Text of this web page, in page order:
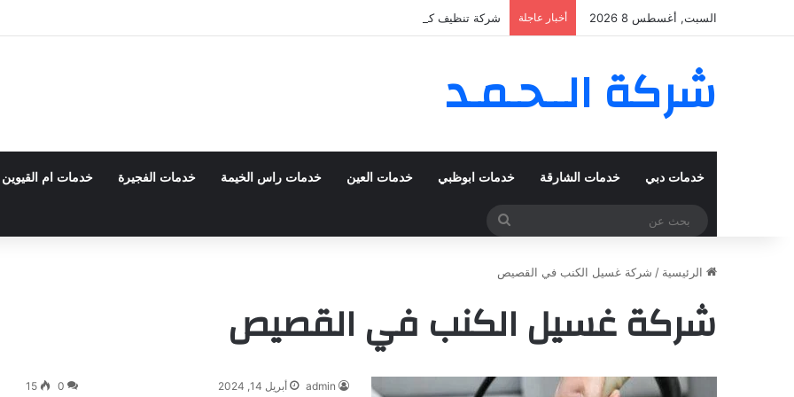
السبت, أغسطس 8 2026 أخبار عاجلة شركة تنظيف كنب في المزهر – دبي 0555980700 – خصم30%
شركة الــحـمـد
خدمات دبي خدمات الشارقة خدمات ابوظبي خدمات العين خدمات راس الخيمة خدمات الفجيرة خدمات ام القيوين
بحث
الرئيسية / شركة غسيل الكنب في القصيص
شركة غسيل الكنب في القصيص
admin أبريل 14, 2024 0
15